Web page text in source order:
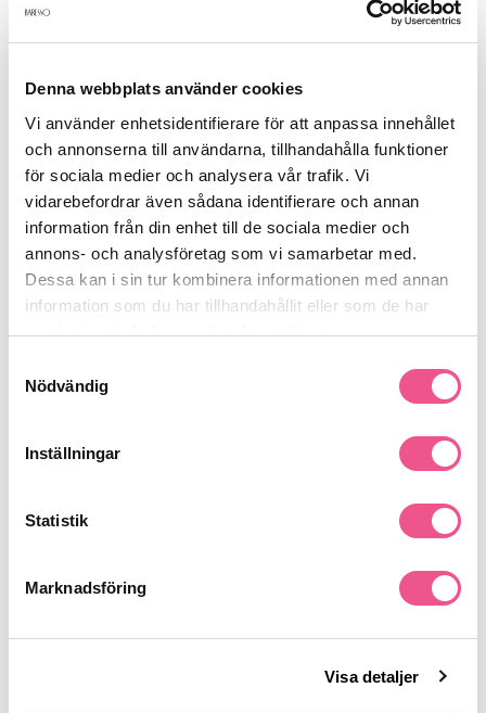
Denna webbplats använder cookies
Vi använder enhetsidentifierare för att anpassa innehållet
och annonserna till användarna, tillhandahålla funktioner
för sociala medier och analysera vår trafik. Vi
vidarebefordrar även sådana identifierare och annan
information från din enhet till de sociala medier och
annons- och analysföretag som vi samarbetar med.
Dessa kan i sin tur kombinera informationen med annan
information som du har tillhandahållit eller som de har
samlat in när du har använt deras tjänster.
Nödvändig
Inställningar
Statistik
Marknadsföring
Visa detaljer
och näringsrika stylern Potion 9. Aktiva botaniska oljor bevarar
hårets naturliga tillstånd. En cocktail av skyddande ingredienser
Användning: Applicera i fuktigt eller torrt hår. Föna eller lufttorka
för en silkig, konkret stil eller använd locktång för eleganta
lockar. Upprepa appliceringen för ytterligare struktur och
konttroll i torrt hår. Använd när som helst för en omedelbar
Produktdetaljer
Recensioner
Reseförpackning